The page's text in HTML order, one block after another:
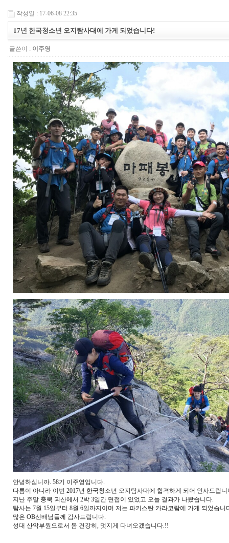
작성일 : 17-06-08 22:35
17년 한국청소년 오지탐사대에 가게 되었습니다!
글쓴이 : 이주영
안녕하십니까. 58기 이주영입니다.
다름이 아니라 이번 2017년 한국청소년 오지탐사대에 합격하게 되어 인사드립니
지난 주말 충북 괴산에서 2박 3일간 면접이 있었고 오늘 결과가 나왔습니다.
탐사는 7월 15일부터 8월 6일까지이며 저는 파키스탄 카라코람에 가게 되었습니
많은 OB선배님들께 감사드립니다.
성대 산악부원으로서 몸 건강히, 멋지게 다녀오겠습니다.!!